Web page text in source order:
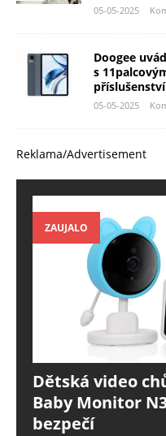
05-05-2025
Doogee
s
05-05-2025
Reklama/Advertisement
ZAUJALO
Dětská video
Baby Monitor
bezpečí